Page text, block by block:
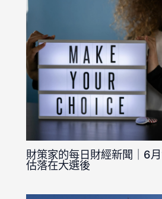
財策家的每日財經新聞｜6
估落在大選後